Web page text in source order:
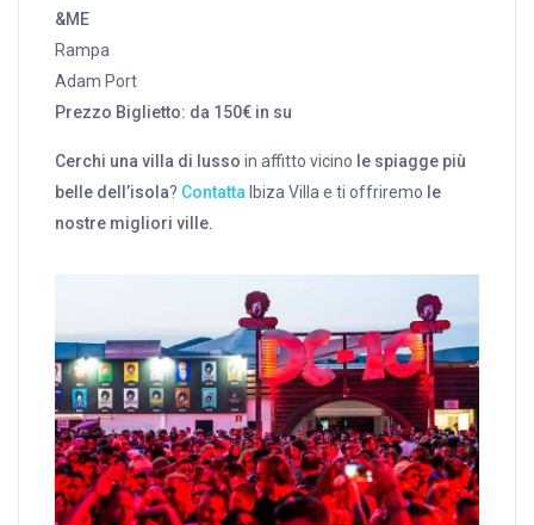
&ME
Rampa
Adam Port
Prezzo Biglietto: da 150€ in su
Cerchi una villa di lusso in affitto vicino le spiagge più
belle dell’isola? Contatta Ibiza Villa e ti offriremo le
nostre migliori ville.